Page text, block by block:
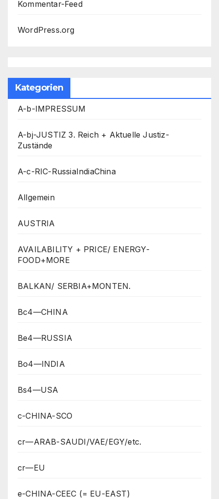
Kommentar-Feed
WordPress.org
Kategorien
A-b-IMPRESSUM
A-bj-JUSTIZ 3. Reich + Aktuelle Justiz-
Zustände
A-c-RIC-RussiaIndiaChina
Allgemein
AUSTRIA
AVAILABILITY + PRICE/ ENERGY-
FOOD+MORE
BALKAN/ SERBIA+MONTEN.
Bc4—CHINA
Be4—RUSSIA
Bo4—INDIA
Bs4—USA
c-CHINA-SCO
cr—ARAB-SAUDI/VAE/EGY/etc.
cr—EU
e-CHINA-CEEC (= EU-EAST)